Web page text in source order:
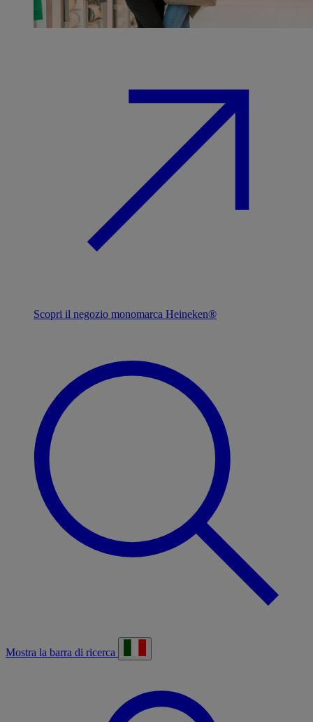
Scopri il negozio monomarca Heineken®
Mostra la barra di ricerca